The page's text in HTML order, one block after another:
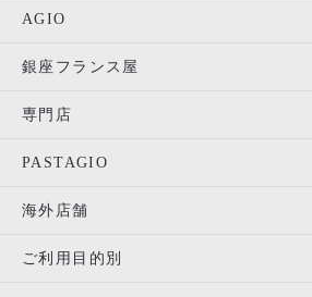
AGIO
銀座フランス屋
専門店
PASTAGIO
海外店舗
ご利用目的別